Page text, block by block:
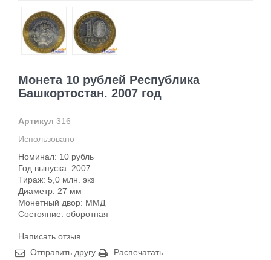
Монета 10 рублей Республика
Башкортостан. 2007 год
Артикул 316
Использовано
Номинал: 10 рубль
Год выпуска: 2007
Тираж: 5,0 млн. экз
Диаметр: 27 мм
Монетный двор: ММД
Состояние: оборотная
Написать отзыв
Отправить другу
Распечатать